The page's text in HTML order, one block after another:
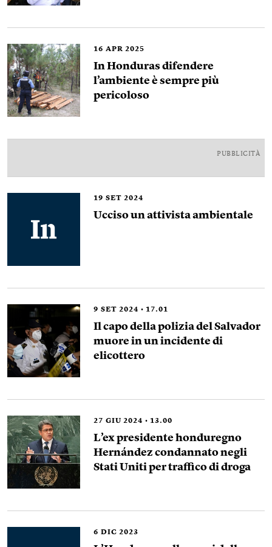
16 APR 2025
In Honduras difendere
l’ambiente è sempre più
pericoloso
PUBBLICITÀ
19 SET 2024
Ucciso un attivista ambientale
9 SET 2024 17.01
Il capo della polizia del Salvador
muore in un incidente di
elicottero
27 GIU 2024 13.00
L’ex presidente honduregno
Hernández condannato negli
Stati Uniti per traffico di droga
6 DIC 2023